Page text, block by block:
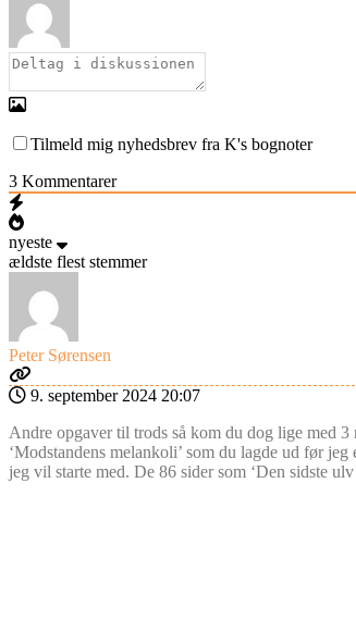
Tilmeld mig nyhedsbrev fra K's bognoter
3 Kommentarer
nyeste
ældste flest stemmer
Peter Sørensen
9. september 2024 20:07
Andre opgaver til trods så kom du dog lige med
‘Modstandens melankoli’ som du lagde ud før
jeg vil starte med. De 86 sider som ‘Den sidste